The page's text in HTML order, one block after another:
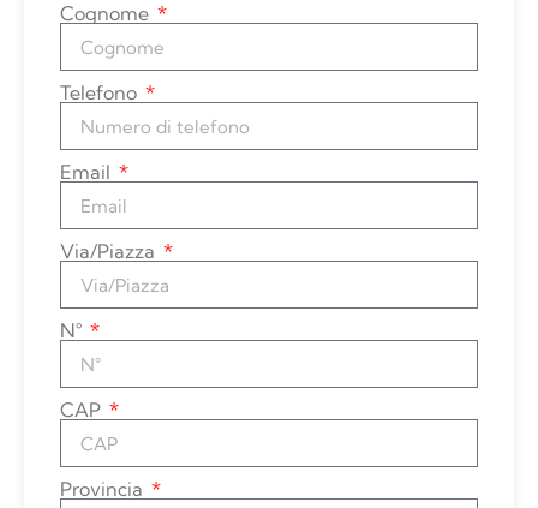
Cognome
Telefono
Email
Via/Piazza
N°
CAP
Provincia